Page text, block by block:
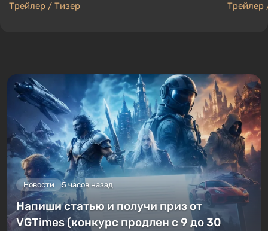
Трейлер / Тизер Трейлер
Новости 5 часов назад
Напиши статью и получи приз от
VGTimes (конкурс продлен с 9 до 30